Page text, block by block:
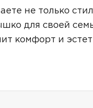
не только
для своей
комфорт и